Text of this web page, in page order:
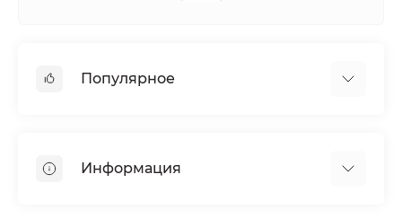
Популярное
Тепловые насосы
Информация